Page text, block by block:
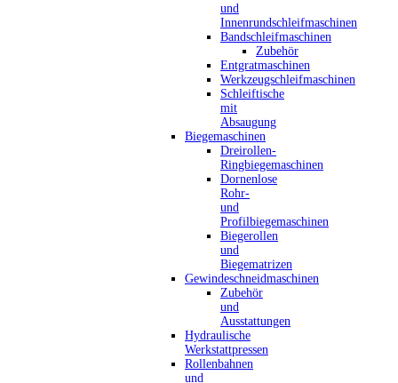
und
Innenrundschleifmaschinen
Bandschleifmaschinen
Zubehör
Entgratmaschinen
Werkzeugschleifmaschinen
Schleiftische
mit
Absaugung
Biegemaschinen
Dreirollen-
Ringbiegemaschinen
Dornenlose
Rohr-
und
Profilbiegemaschinen
Biegerollen
und
Biegematrizen
Gewindeschneidmaschinen
Zubehör
und
Ausstattungen
Hydraulische
Werkstattpressen
Rollenbahnen
und